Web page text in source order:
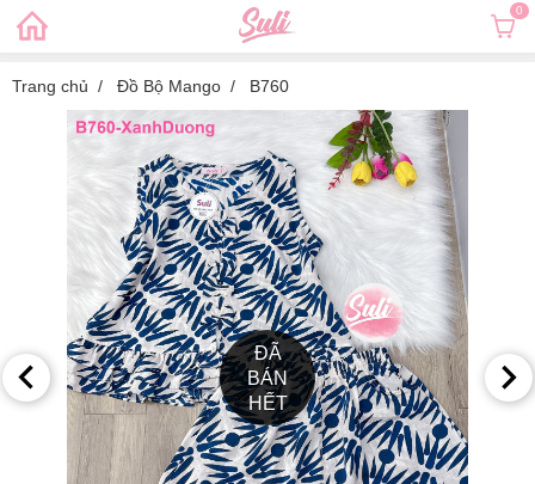
0
Trang chủ Đồ Bộ Mango B760
ĐÃ
BÁN
HẾT